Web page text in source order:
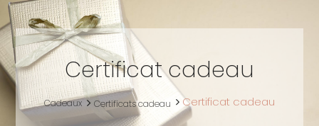
Certificat cadeau
Cadeaux Certificats cadeau Certificat cadeau